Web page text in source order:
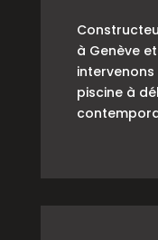
à Genève
piscine à